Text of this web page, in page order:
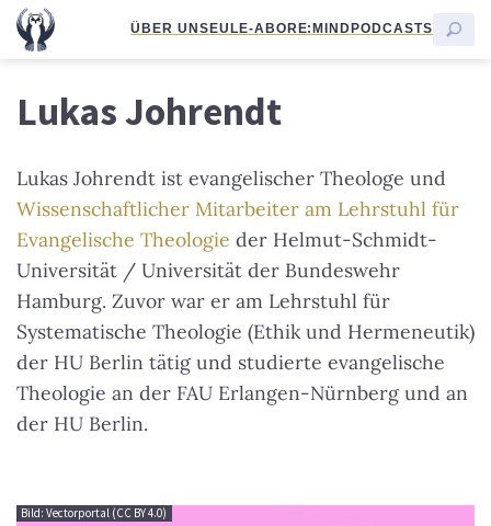
ÜBER UNSEULE-ABORE:MINDPODCASTS
Lukas Johrendt
Lukas Johrendt ist evangelischer Theologe und
Wissenschaftlicher Mitarbeiter am Lehrstuhl für
Evangelische Theologie der Helmut-Schmidt-
Universität / Universität der Bundeswehr
Hamburg. Zuvor war er am Lehrstuhl für
Systematische Theologie (Ethik und Hermeneutik)
der HU Berlin tätig und studierte evangelische
Theologie an der FAU Erlangen-Nürnberg und an
der HU Berlin.
Bild: Vectorportal (CC BY 4.0)